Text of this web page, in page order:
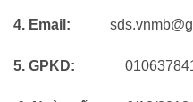
4. Email:
5. GPKD: